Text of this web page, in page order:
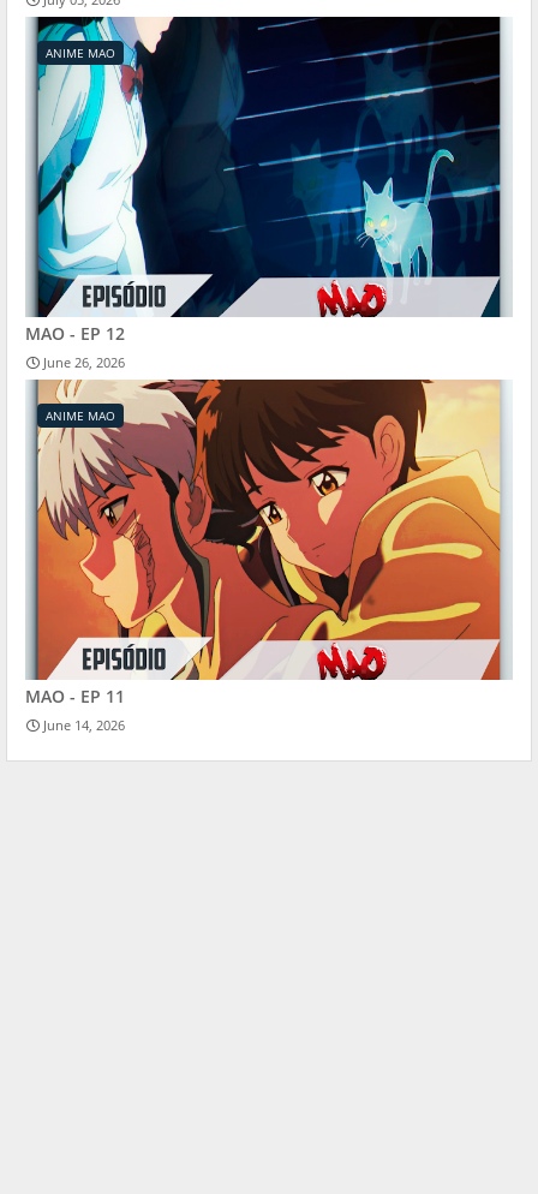
ANIME MAO
MAO - EP 12
June 26, 2026
ANIME MAO
MAO - EP 11
June 14, 2026